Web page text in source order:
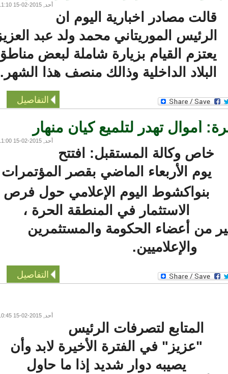
قالت مصادر اخبارية اليوم ان
الرئيس الموريتاني محمد ولد عبد العزيز
يعتزم القيام بزيارة شاملة لبعض مناطق
البلاد الداخلية وذالك منصف هذا الشهر..
التفاصيل
أموال تهدر لتلميع كيان منهار
خاص وكالة المستقبل: افتتح
يوم الأربعاء الماضيبقصر المؤتمرات
بنواكشوط اليوم الإعلامي حول فرص
الاستثمار في المنطقة الحرة ،
من أعضاء الحكومة والمستثمرين
والإعلاميين.
التفاصيل
المتابع لتصرفات الرئيس
"عزيز" في الفترة الأخيرة لابد وأن
يصيبه دوار شديد إذا ما حاول